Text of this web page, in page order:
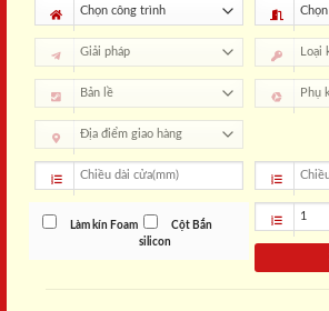
Làm kín Foam
Cột Bắn
silicon